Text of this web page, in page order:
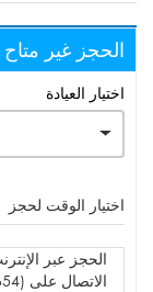
الحجز غير متاح
اختيار العيادة
اختيار الوقت لحجز
الحجز عبر
الاتصال على (70/611654) لتحديد موعد!